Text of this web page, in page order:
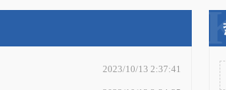
2023/10/13 2:37:41